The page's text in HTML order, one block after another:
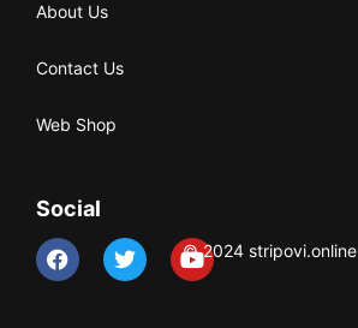
About Us
Contact Us
Web Shop
Social
© 2024 stripovi.online